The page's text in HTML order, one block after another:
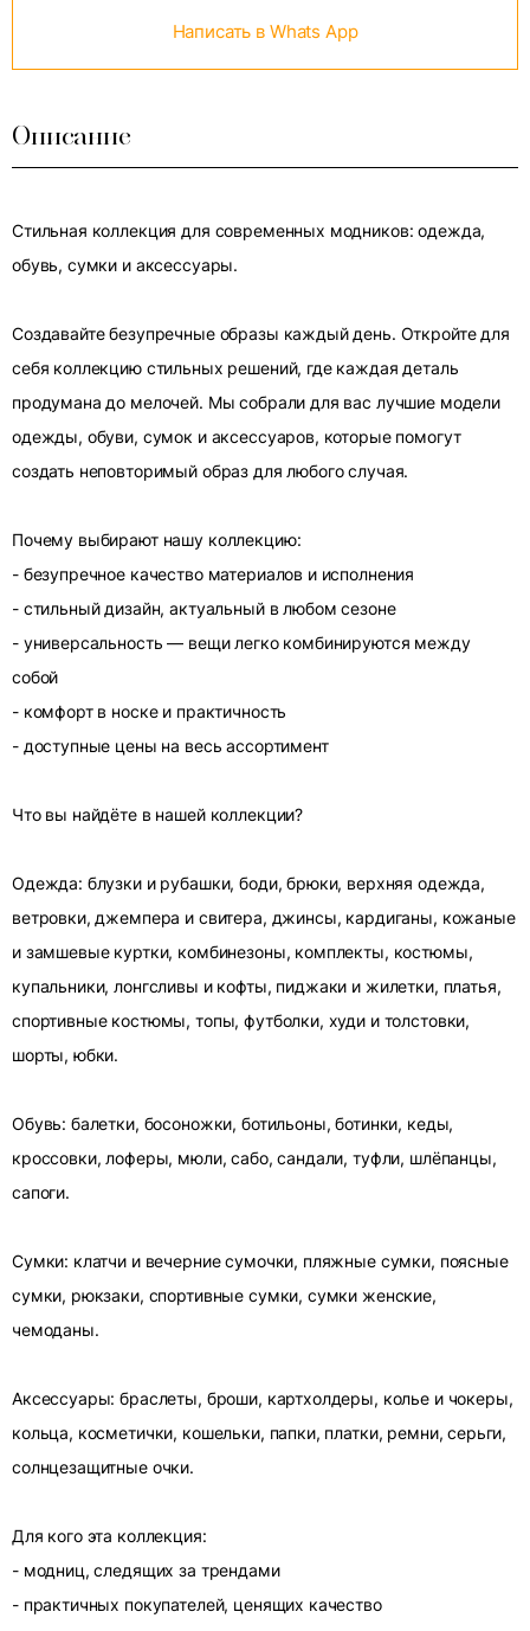
Написать в Whats App
Описание
Стильная коллекция для современных модников: одежда,
обувь, сумки и аксессуары.
Создавайте безупречные образы каждый день. Откройте для
себя коллекцию стильных решений, где каждая деталь
продумана до мелочей. Мы собрали для вас лучшие модели
одежды, обуви, сумок и аксессуаров, которые помогут
создать неповторимый образ для любого случая.
Почему выбирают нашу коллекцию:
- безупречное качество материалов и исполнения
- стильный дизайн, актуальный в любом сезоне
- универсальность — вещи легко комбинируются между
собой
- комфорт в носке и практичность
- доступные цены на весь ассортимент
Что вы найдёте в нашей коллекции?
Одежда: блузки и рубашки, боди, брюки, верхняя одежда,
ветровки, джемпера и свитера, джинсы, кардиганы, кожаные
и замшевые куртки, комбинезоны, комплекты, костюмы,
купальники, лонгсливы и кофты, пиджаки и жилетки, платья,
спортивные костюмы, топы, футболки, худи и толстовки,
шорты, юбки.
Обувь: балетки, босоножки, ботильоны, ботинки, кеды,
кроссовки, лоферы, мюли, сабо, сандали, туфли, шлёпанцы,
сапоги.
Сумки: клатчи и вечерние сумочки, пляжные сумки, поясные
сумки, рюкзаки, спортивные сумки, сумки женские,
чемоданы.
Аксессуары: браслеты, броши, картхолдеры, колье и чокеры,
кольца, косметички, кошельки, папки, платки, ремни, серьги,
солнцезащитные очки.
Для кого эта коллекция:
- модниц, следящих за трендами
- практичных покупателей, ценящих качество